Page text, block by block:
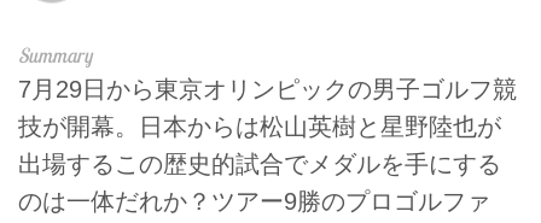
7月29日から東京オリンピックの男子ゴルフ競
技が開幕。日本からは松山英樹と星野陸也が
出場するこの歴史的試合でメダルを手にする
のは一体だれか？ツアー9勝のプロゴルファ